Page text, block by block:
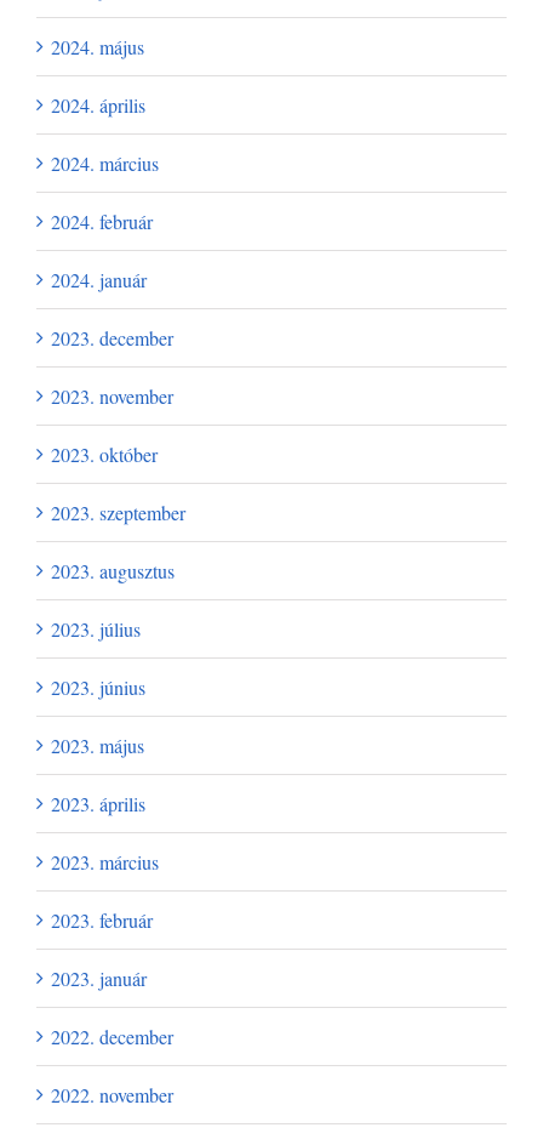
2024. május
2024. április
2024. március
2024. február
2024. január
2023. december
2023. november
2023. október
2023. szeptember
2023. augusztus
2023. július
2023. június
2023. május
2023. április
2023. március
2023. február
2023. január
2022. december
2022. november